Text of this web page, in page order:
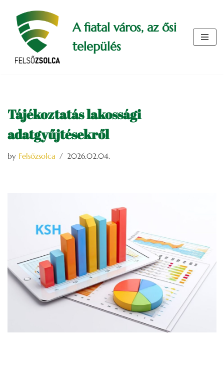
Skip
content
A fiatal város, az ősi
település
Tájékoztatás lakossági
adatgyűjtésekről
by Felsőzsolca 2026.02.04.